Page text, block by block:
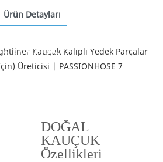
Ürün Detayları
Özellikleri
KAUÇUK tercih etmelisiniz?---
DOĞAL
KAUÇUK
Özellikleri